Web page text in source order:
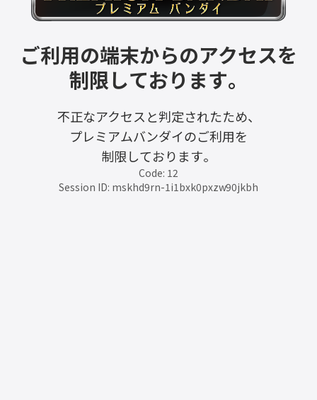
ご利用の端末からのアクセスを
制限しております。
不正なアクセスと判定されたため、
プレミアムバンダイのご利用を
制限しております。
Code: 12
Session ID: mskhd9rn-1i1bxk0pxzw90jkbh